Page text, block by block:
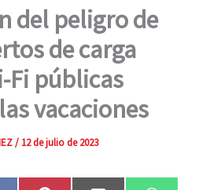
del peligro de
de carga
Fi públicas
vacaciones
/ 12 de julio de 2023